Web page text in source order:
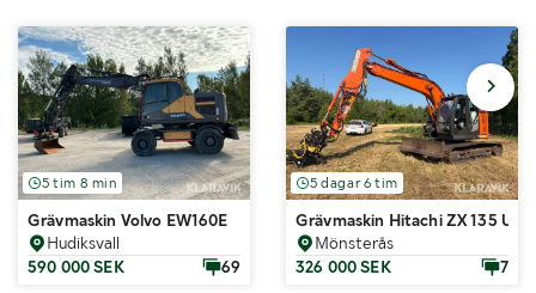
5 tim 8 min
Grävmaskin Volvo EW160E
Hudiksvall
590 000 SEK
69
5 dagar 6 tim
Grävmaskin Hitachi ZX 135
Mönsterås
326 000 SEK
7